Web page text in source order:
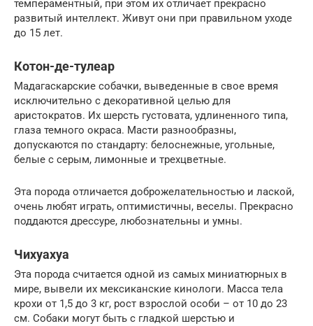
темпераментный, при этом их отличает прекрасно
развитый интеллект. Живут они при правильном уходе
до 15 лет.
Котон-де-тулеар
Мадагаскарские собачки, выведенные в свое время
исключительно с декоративной целью для
аристократов. Их шерсть густовата, удлиненного типа,
глаза темного окраса. Масти разнообразны,
допускаются по стандарту: белоснежные, угольные,
белые с серым, лимонные и трехцветные.
Эта порода отличается доброжелательностью и лаской,
очень любят играть, оптимистичны, веселы. Прекрасно
поддаются дрессуре, любознательны и умны.
Чихуахуа
Эта порода считается одной из самых миниатюрных в
мире, вывели их мексиканские кинологи. Масса тела
крохи от 1,5 до 3 кг, рост взрослой особи – от 10 до 23
см. Собаки могут быть с гладкой шерстью и